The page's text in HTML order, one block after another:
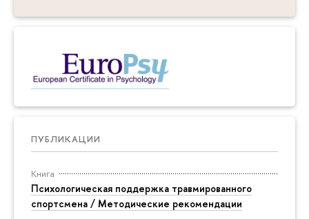
ПУБЛИКАЦИИ
Книга
Психологическая поддержка травмированного
спортсмена / Методические рекомендации